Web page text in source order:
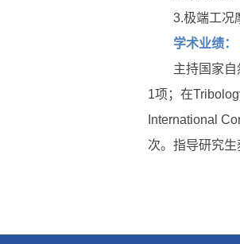
3.极端工况
学术业绩：
主持国家
1项；在
International
次。指导研究生